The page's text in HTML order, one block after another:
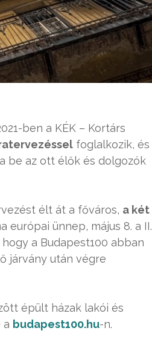
ben a KÉK – Kortárs
foglalkozik, és
be az ott élők és dolgozók
élt át a főváros, a két
európai ünnep, május 8. a II.
a Budapest100 abban
járvány után végre
épült házak lakói és
a budapest100.hu-n.